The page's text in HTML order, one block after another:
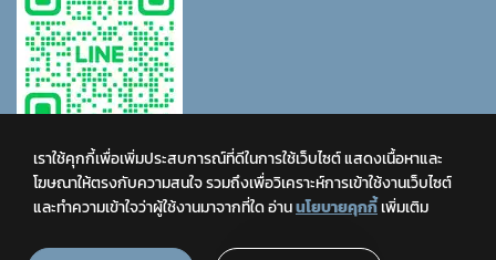
เราใช้คุกกี้เพื่อเพิ่มประสบการณ์ที่ดีในการใช้เว็บไซต์ แสดงเนื้อหาและ
โฆษณาให้ตรงกับความสนใจ รวมถึงเพื่อวิเคราะห์การเข้าใช้งานเว็บไซต์
และทำความเข้าใจว่าผู้ใช้งานมาจากที่ใดอ่านนโยบายคุกกี้เพิ่มเติม